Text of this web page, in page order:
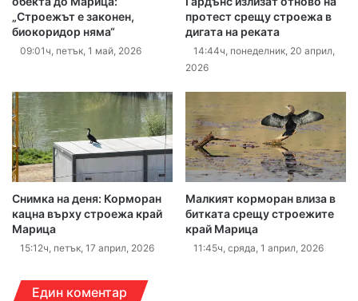
„Строежът е законен,
биокоридор няма“
09:01ч, петък, 1 май, 2026
протест срещу строежа в
дигата на реката
14:44ч, понеделник, 20 април,
2026
Снимка на деня: Корморан
кацна върху строежа край
Марица
15:12ч, петък, 17 април, 2026
Малкият корморан влиза в
битката срещу строежите
край Марица
11:45ч, сряда, 1 април, 2026
Един коментар